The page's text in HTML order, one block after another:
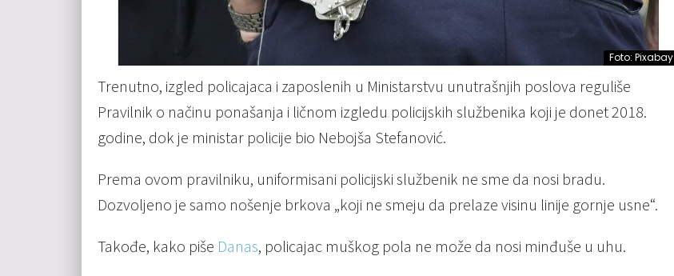
Foto: Pixabay
Trenutno, izgled policajaca i zaposlenih u Ministarstvu unutrašnjih poslova reguliše
Pravilnik o načinu ponašanja i ličnom izgledu policijskih službenika koji je donet 2018.
godine, dok je ministar policije bio Nebojša Stefanović.
Prema ovom pravilniku, uniformisani policijski službenik ne sme da nosi bradu.
Dozvoljeno je samo nošenje brkova „koji ne smeju da prelaze visinu linije gornje usne“.
Takođe, kako piše Danas, policajac muškog pola ne može da nosi minđuše u uhu.